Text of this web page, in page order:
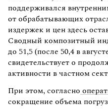
поддерживался
от обрабатывающих
издержек и цен здесь
Сводный композитный
до 51,5 (после 50,4 в
свидетельствует о
активности в частном
При этом, согласно
сокращение объема